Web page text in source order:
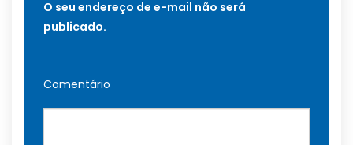
O seu endereço de e-mail não será
publicado.
Comentário